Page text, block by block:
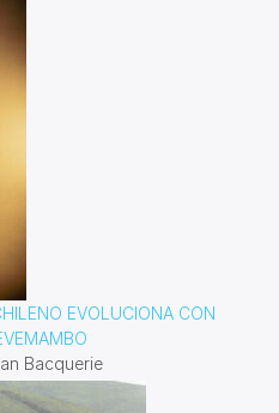
EVOLUCIONA CON
Bacquerie